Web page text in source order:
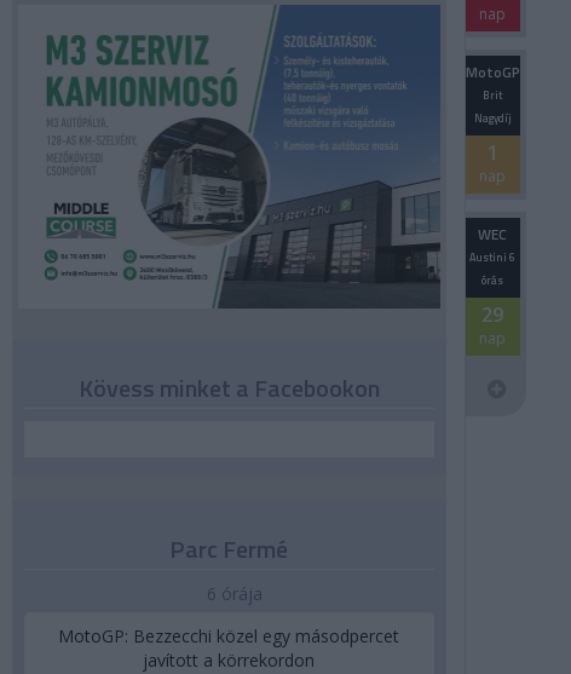
nap
MotoGP
Brit
Nagydíj
1
nap
WEC
Austini 6
órás
29
nap
Kövess minket a Facebookon
Parc Fermé
6 órája
MotoGP: Bezzecchi közel egy másodpercet
javított a körrekordon